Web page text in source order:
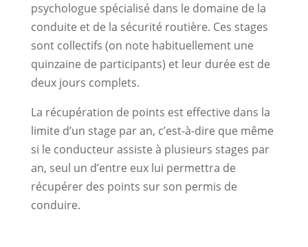
psychologue spécialisé dans le domaine de la
conduite et de la sécurité routière. Ces stages
sont collectifs (on note habituellement une
quinzaine de participants) et leur durée est de
deux jours complets.
La récupération de points est effective dans la
limite d’un stage par an, c’est-à-dire que même
si le conducteur assiste à plusieurs stages par
an, seul un d’entre eux lui permettra de
récupérer des points sur son permis de
conduire.